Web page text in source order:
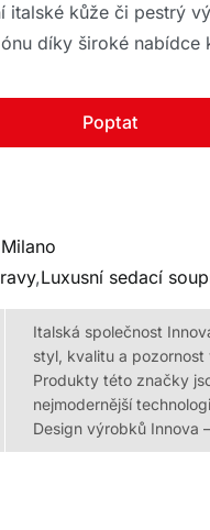
kůže či pestrý
díky široké nabídce
Poptat
,Luxusní sedací
Italská společnost
styl, kvalitu a pozornost
Produkty této značky
nejmodernější
Design výrobků Innova